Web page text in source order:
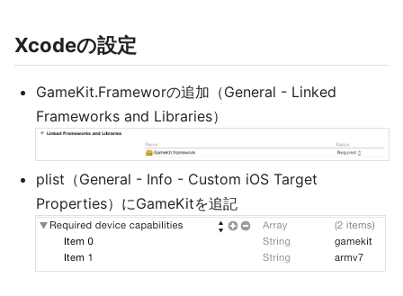
Xcodeの設定
GameKit.Frameworの追加（General - Linked
Frameworks and Libraries）
plist（General - Info - Custom iOS Target
Properties）にGameKitを追記